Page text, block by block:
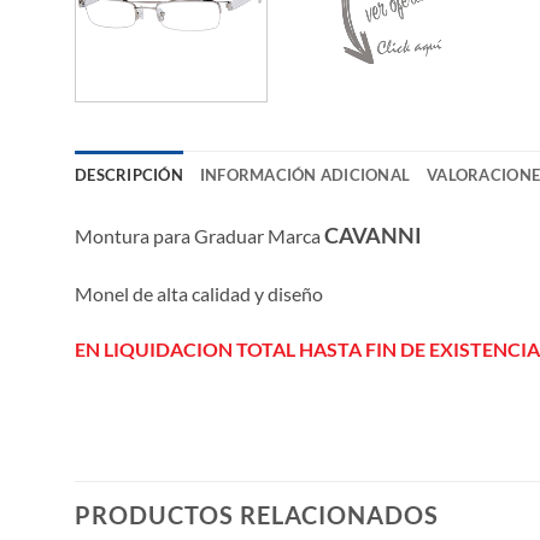
DESCRIPCIÓN INFORMACIÓN ADICIONAL
Montura para Graduar Marca CAVANNI
Monel de alta calidad y diseño
EN LIQUIDACION TOTAL HASTA FIN DE EXISTENCIA
PRODUCTOS RELACIONADOS